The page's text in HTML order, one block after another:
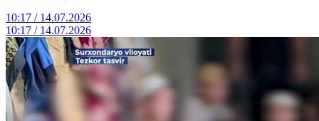
10:17 / 14.07.2026
10:17 / 14.07.2026